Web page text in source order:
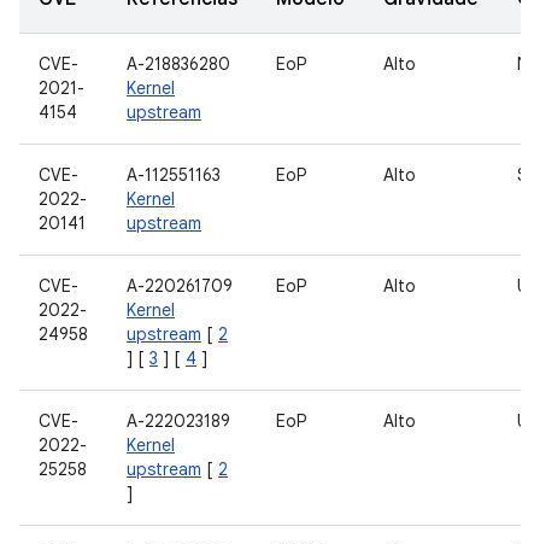
CVE-
2021-
4154
A-218836280
Kernel
upstream
EoP Alto
CVE-
2022-
20141
A-112551163
Kernel
upstream
EoP Alto
CVE-
2022-
24958
A-220261709
Kernel
upstream [ 2
] [ 3 ] [ 4 ]
EoP Alto
CVE-
2022-
25258
A-222023189
Kernel
upstream [ 2
]
EoP Alto